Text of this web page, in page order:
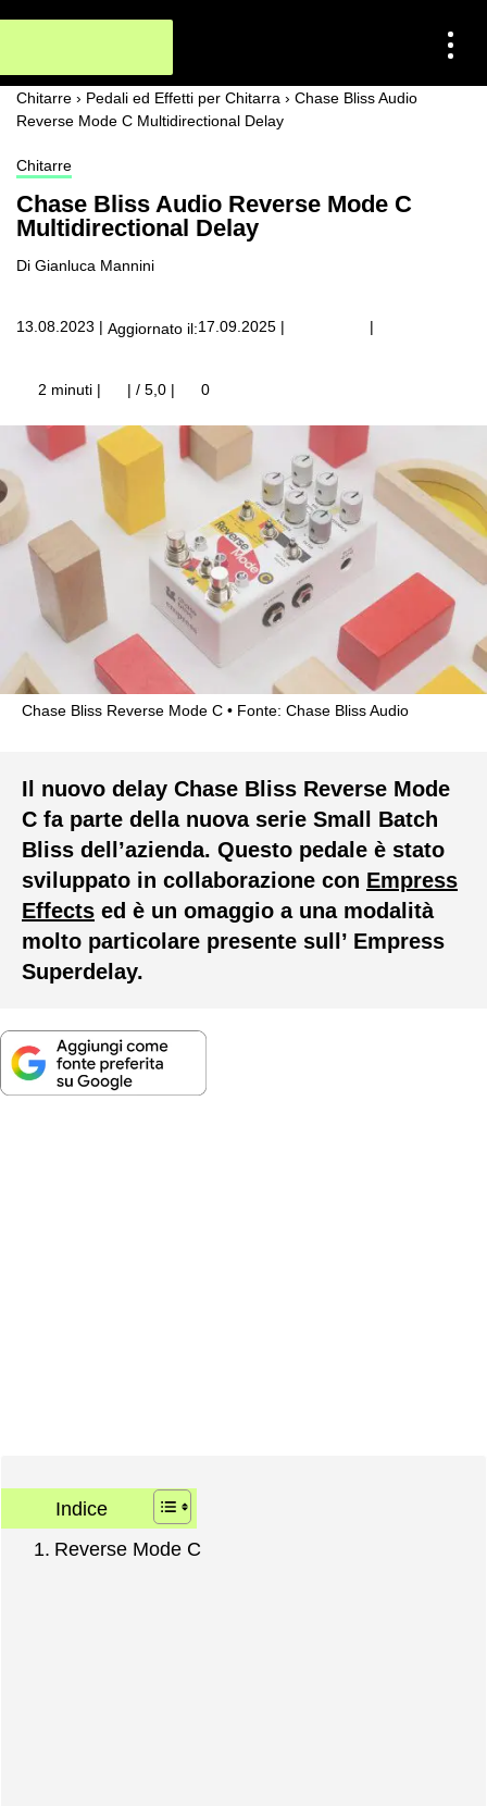
Chitarre › Pedali ed Effetti per Chitarra › Chase Bliss Audio
Reverse Mode C Multidirectional Delay
Chitarre
Chase Bliss Audio Reverse Mode C
Multidirectional Delay
Di Gianluca Mannini
13.08.2023 | Aggiornato il:17.09.2025 | |
2 minuti | | / 5,0 | 0
Chase Bliss Reverse Mode C Fonte: Chase Bliss Audio
Il nuovo delay Chase Bliss Reverse Mode
C fa parte della nuova serie Small Batch
Bliss dell’azienda. Questo pedale è stato
sviluppato in collaborazione con Empress
Effects ed è un omaggio a una modalità
molto particolare presente sull’ Empress
Superdelay.
Indice
Reverse Mode C